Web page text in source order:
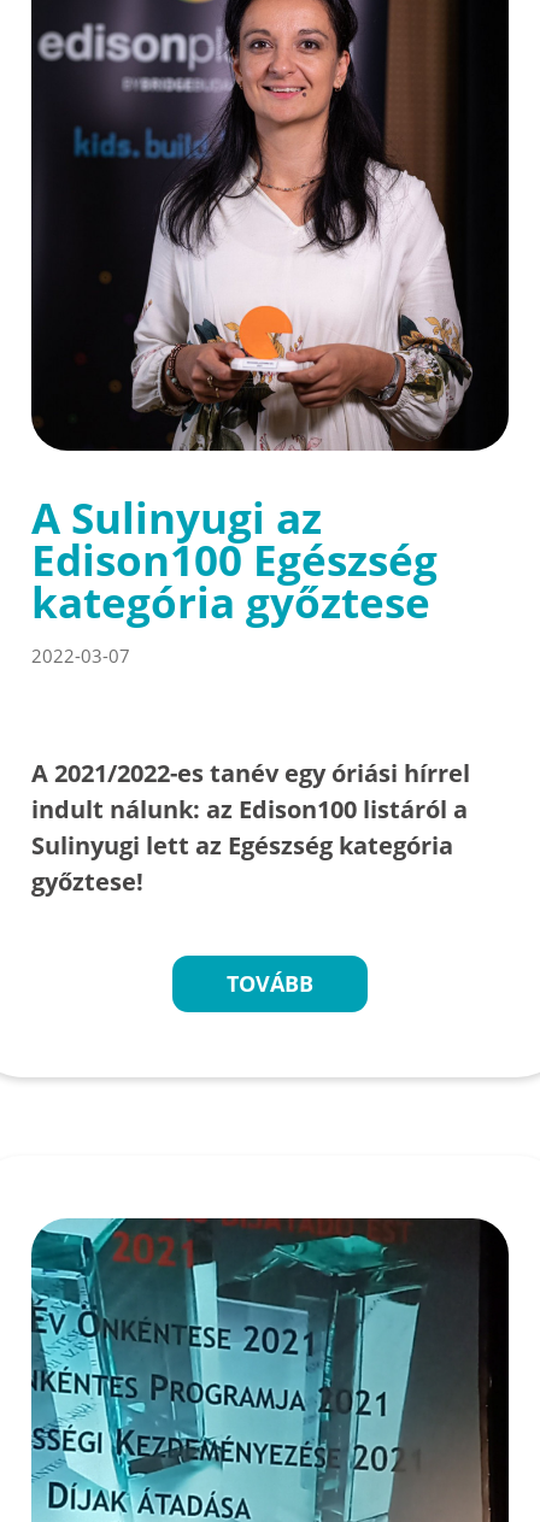
A Sulinyugi az
Edison100 Egészség
kategória győztese
2022-03-07
A 2021/2022-es tanév egy óriási hírrel
indult nálunk: az Edison100 listáról a
Sulinyugi lett az Egészség kategória
győztese!
TOVÁBB